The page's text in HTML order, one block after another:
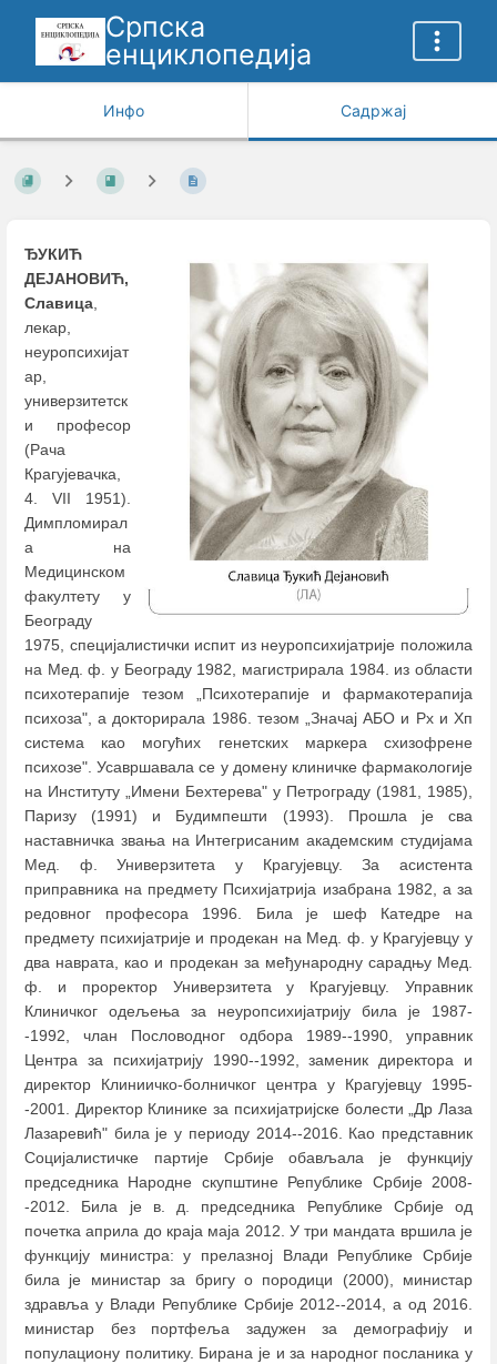
Српска
енциклопедија
Инфо Садржај
ЂУКИЋ
ДЕЈАНОВИЋ,
Славица,
лекар,
неуропсихијат
aр,
универзитетск
и професор
(Рача
Крагујевачка,
4. VII 1951).
Димпломирал
а на
Медицинском
факултету у
Београду
1975, специјалистички испит из неуропсихијатрије положила
на Мед. ф. у Београду 1982, магистрирала 1984. из области
психотерапије тезом „Психотерапије и фармакотерапија
психоза", а докторирала 1986. тезом „Значај АБО и Рх и Хп
система као могућих генетских маркера схизофрене
психозе". Усавршавала се у домену клиничке фармакологије
на Институту „Имени Бехтерева" у Петрограду (1981, 1985),
Паризу (1991) и Будимпешти (1993). Прошла је сва
наставничка звања на Интегрисаним академским студијама
Мед. ф. Универзитета у Крагујевцу. За асистента
приправника на предмету Психијатрија изабрана 1982, а за
редовног професора 1996. Била је шеф Катедре на
предмету психијатрије и продекан на Мед. ф. у Крагујевцу у
два наврата, као и продекан за међународну сарадњу Мед.
ф. и проректор Универзитета у Крагујевцу. Управник
Клиничког одељења за неуропсихијатрију била је 1987-
-1992, члан Пословодног одбора 1989--1990, управник
Центра за психијатрију 1990--1992, заменик директора и
директор Клиниичко-болничког центра у Крагујевцу 1995-
-2001. Директор Клинике за психијатријске болести „Др Лаза
Лазаревић" била је у периоду 2014--2016. Као представник
Социјалистичке партије Србије обављала је функцију
председника Народне скупштине Републике Србије 2008-
-2012. Била је в. д. председника Републике Србије од
почетка априла до краја маја 2012. У три мандата вршила је
функцију министра: у прелазној Влади Републике Србије
била је министар за бригу о породици (2000), министар
здравља у Влади Републике Србије 2012--2014, а од 2016.
министар без портфеља задужен за демографију и
популациону политику. Бирана је и за народног посланика у